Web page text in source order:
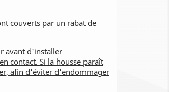
couverts par un rabat de
avant d'installer
contact. Si la housse paraît
afin d'éviter d'endommager